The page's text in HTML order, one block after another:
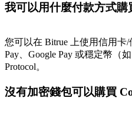
我可以用什麼付款方式購
您可以在 Bitrue 上使用信用卡
Pay、Google Pay 或穩定幣（
Protocol。
沒有加密錢包可以購買